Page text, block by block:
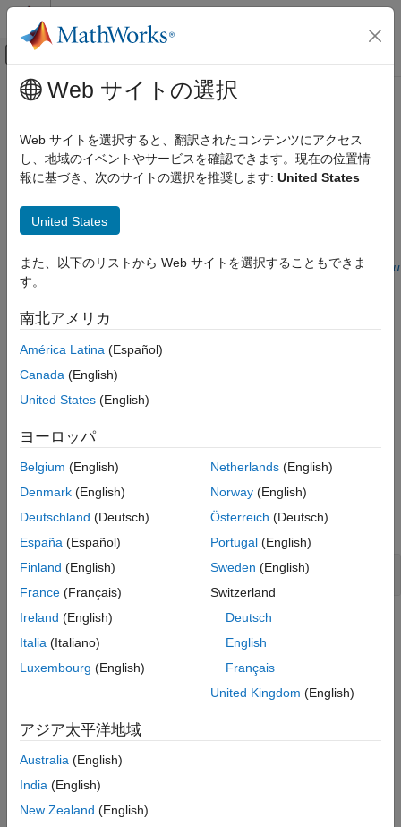
コンテンツへスキップ
オフキャンバス ナビゲーション メ
ドキュメンテーションのホーム
コード検証
Polyspace Bug Finder
Polyspace Bug Finder Results
Common Weakness Enumeration (CWE)
ON THIS PAGE
Description
Examples
Check Information
See Also
メインコンテンツ
CWE Rule 256
Plaintext storage of a password
Since R2023a
Description
Code™analysis. See Checkers Deactivated in Polyspace as You
Code Analysis
Rule Description
Storing a password in plaintext may result in a system
compromise.
PolyspaceImplementation
This rule checker checks for the issue
Stored in File System.
Examples
expand all
Plain Text Password Stored in File System
Check Information
PQL Name:
Introduced in R2023a
See Also
Check CWE (-cwe)
Web サイトの選択
Web サイトを選択すると、翻訳されたコンテンツにアクセス
し、地域のイベントやサービスを確認できます。現在の位置情
報に基づき、次のサイトの選択を推奨します: United States
United States
また、以下のリストから Web サイトを選択することもできま
す。
南北アメリカ
América Latina (Español)
Canada (English)
United States (English)
ヨーロッパ
Belgium (English)
Denmark (English)
Deutschland (Deutsch)
España (Español)
Finland (English)
France (Français)
Ireland (English)
Italia (Italiano)
Luxembourg (English)
Netherlands(English)
Norway(English)
Österreich (Deutsch)
Portugal(English)
Sweden (English)
Switzerland
Deutsch
English
Français
United Kingdom (English)
アジア太平洋地域
Australia (English)
India (English)
New Zealand (English)